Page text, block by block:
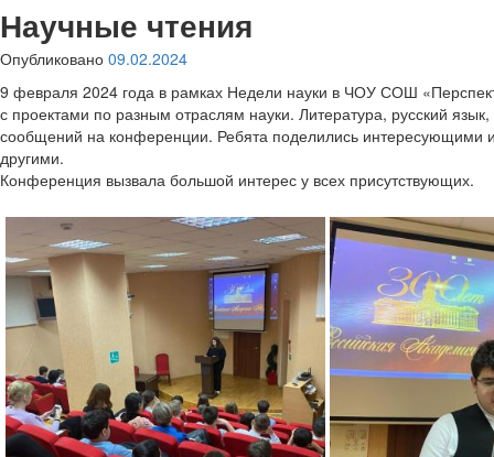
Научные чтения
Опубликовано 09.02.2024
9 февраля 2024 года в рамках Недели науки в ЧОУ СОШ
с проектами по разным отраслям науки. Литература, русский
сообщений на конференции. Ребята поделились интересующими
другими.
Конференция вызвала большой интерес у всех присутствующих.